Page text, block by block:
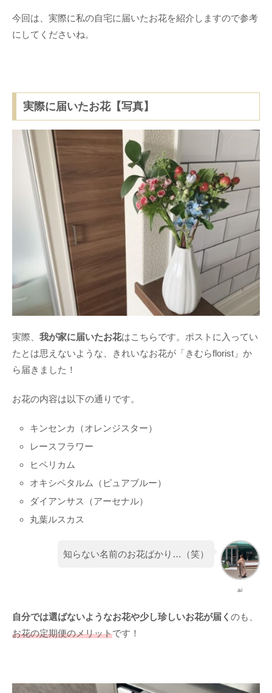
今回は、実際に私の自宅に届いたお花を紹介しますので参考
にしてくださいね。
実際に届いたお花【写真】
実際、 我が家に届いたお花はこちらです。ポストに入ってい
たとは思えないような、きれいなお花が「きむらflorist」か
ら届きました！
お花の内容は以下の通りです。
キンセンカ（オレンジスター）
レースフラワー
ヒペリカム
オキシペタルム（ピュアブルー）
ダイアンサス（アーセナル）
丸葉ルスカス
ai
知らない名前のお花ばかり…（笑）
自分では選ばないようなお花や少し珍しいお花が届く のも、
お花の定期便のメリットです！